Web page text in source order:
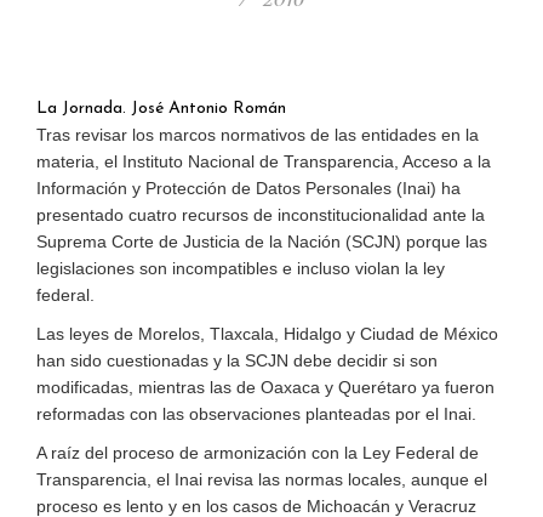
La Jornada. José Antonio Román
Tras revisar los marcos normativos de las entidades en la
materia, el Instituto Nacional de Transparencia, Acceso a la
Información y Protección de Datos Personales (Inai) ha
presentado cuatro recursos de inconstitucionalidad ante la
Suprema Corte de Justicia de la Nación (SCJN) porque las
legislaciones son incompatibles e incluso violan la ley
federal.
Las leyes de Morelos, Tlaxcala, Hidalgo y Ciudad de México
han sido cuestionadas y la SCJN debe decidir si son
modificadas, mientras las de Oaxaca y Querétaro ya fueron
reformadas con las observaciones planteadas por el Inai.
A raíz del proceso de armonización con la Ley Federal de
Transparencia, el Inai revisa las normas locales, aunque el
proceso es lento y en los casos de Michoacán y Veracruz